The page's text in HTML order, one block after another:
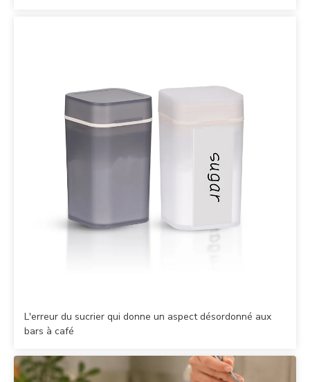
L'erreur du sucrier qui donne un aspect désordonné aux
bars à café